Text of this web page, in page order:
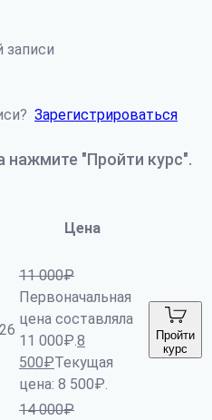
записи
Зарегистрироваться
"Пройти курс".
Цена
11 000₽
Первоначальная
цена составляла
11 000₽.8
500₽Текущая
цена: 8 500₽.
Пройти
курс
14 000₽